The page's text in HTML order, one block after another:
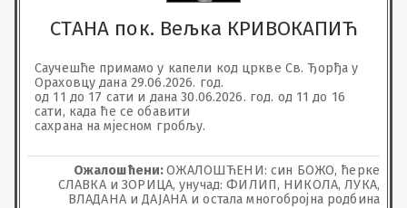
СТАНА пок. Вељка КРИВОКАПИЋ
Саучешће примамо у капели код цркве Св. Ђорђа у
Ораховцу дана 29.06.2026. год.
од 11 до 17 сати и дана 30.06.2026. год. од 11 до 16
сати, када ће се обавити
сахрана на мјесном гробљу.
Ожалошћени:ОЖАЛОШЋЕНИ: син БОЖО, ћерке
СЛАВКА и ЗОРИЦА, унучад: ФИЛИП, НИКОЛА, ЛУКА,
ВЛАДАНА и ДАЈАНА и остала многобројна родбина